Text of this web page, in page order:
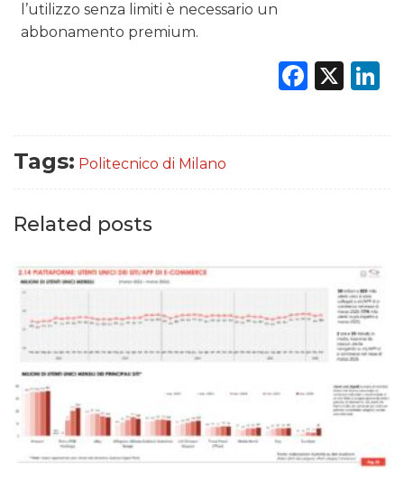
l’utilizzo senza limiti è necessario un
abbonamento premium.
X
Tags: Politecnico di Milano
Related posts